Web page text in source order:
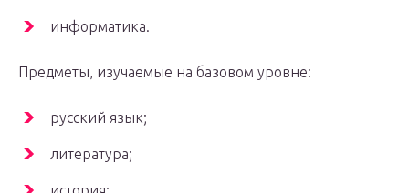
информатика.
Предметы, изучаемые на базовом уровне:
русский язык;
литература;